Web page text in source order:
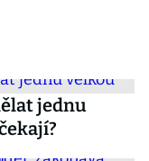
jednu